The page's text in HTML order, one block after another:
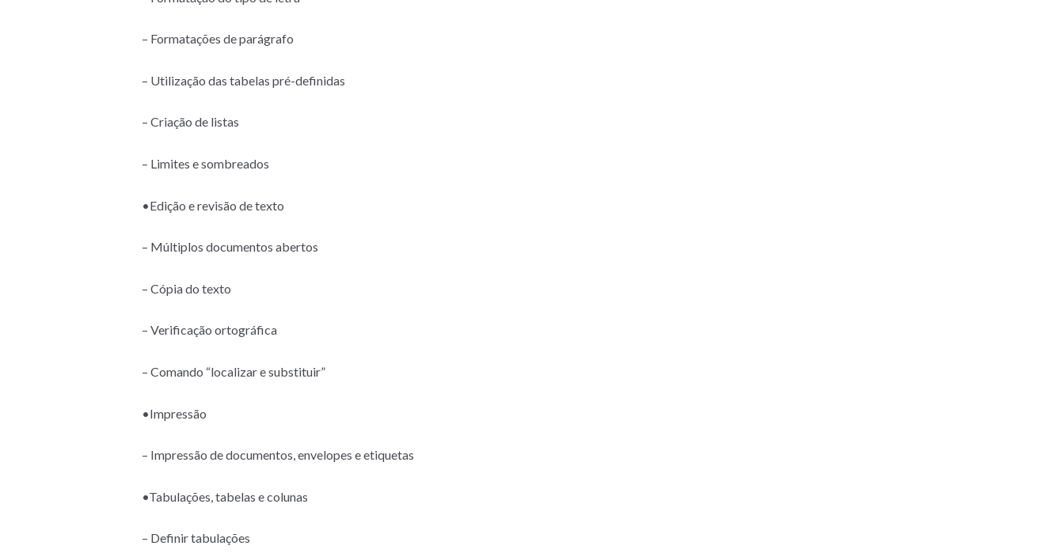
– Formatações de parágrafo
– Utilização das tabelas pré-definidas
– Criação de listas
– Limites e sombreados
•Edição e revisão de texto
– Múltiplos documentos abertos
– Cópia do texto
– Verificação ortográfica
– Comando “localizar e substituir”
•Impressão
– Impressão de documentos, envelopes e etiquetas
•Tabulações, tabelas e colunas
– Definir tabulações